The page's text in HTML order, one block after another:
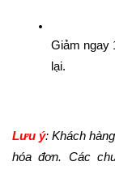
Giảm ngay
lại.
Lưu ý: Khách
hóa đơn. Các